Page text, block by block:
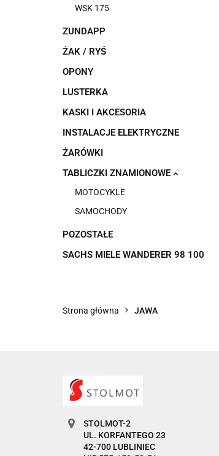
WSK 175
ZUNDAPP
ŻAK / RYŚ
OPONY
LUSTERKA
KASKI I AKCESORIA
INSTALACJE ELEKTRYCZNE
ŻARÓWKI
TABLICZKI ZNAMIONOWE
MOTOCYKLE
SAMOCHODY
POZOSTAŁE
SACHS MIELE WANDERER 98 100
Strona główna JAWA
STOLMOT-2
UL. KORFANTEGO 23
42-700 LUBLINIEC